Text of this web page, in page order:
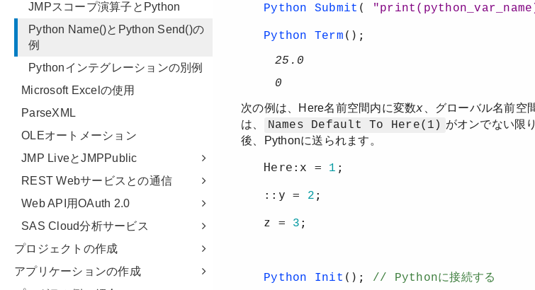
JMPスコープ演算子とPython
Python Name()とPython Send()の
例
Pythonインテグレーションの別例
Microsoft Excelの使用
ParseXML
OLEオートメーション
JMP LiveとJMPPublic
REST Webサービスとの通信
Web API用OAuth 2.0
SAS Cloud分析サービス
プロジェクトの作成
アプリケーションの作成